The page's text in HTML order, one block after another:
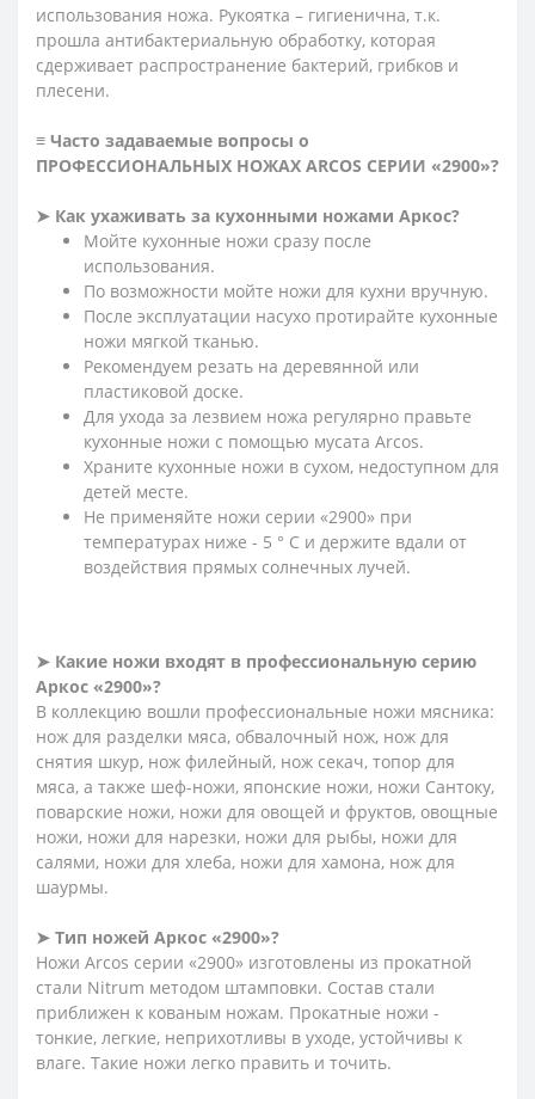
использования ножа. Рукоятка – гигиенична, т.к.
прошла антибактериальную обработку, которая
сдерживает распространение бактерий, грибков и
плесени.
≡ Часто задаваемые вопросы о
ПРОФЕССИОНАЛЬНЫХ НОЖАХ ARCOS СЕРИИ «2900»?
➤ Как ухаживать за кухонными ножами Аркос?
Мойте кухонные ножи сразу после
использования.
По возможности мойте ножи для кухни вручную.
После эксплуатации насухо протирайте кухонные
ножи мягкой тканью.
Рекомендуем резать на деревянной или
пластиковой доске.
Для ухода за лезвием ножа регулярно правьте
кухонные ножи с помощью мусата Arcos.
Храните кухонные ножи в сухом, недоступном для
детей месте.
Не применяйте ножи серии «2900» при
температурах ниже - 5 ° С и держите вдали от
воздействия прямых солнечных лучей.
➤ Какие ножи входят в профессиональную серию
Аркос «2900»?
В коллекцию вошли профессиональные ножи мясника:
нож для разделки мяса, обвалочный нож, нож для
снятия шкур, нож филейный, нож секач, топор для
мяса, а также шеф-ножи, японские ножи, ножи Сантоку,
поварские ножи, ножи для овощей и фруктов, овощные
ножи, ножи для нарезки, ножи для рыбы, ножи для
салями, ножи для хлеба, ножи для хамона, нож для
шаурмы.
➤ Тип ножей Аркос «2900»?
Ножи Arcos серии «2900» изготовлены из прокатной
стали Nitrum методом штамповки. Состав стали
приближен к кованым ножам. Прокатные ножи -
тонкие, легкие, неприхотливы в уходе, устойчивы к
влаге. Такие ножи легко править и точить.